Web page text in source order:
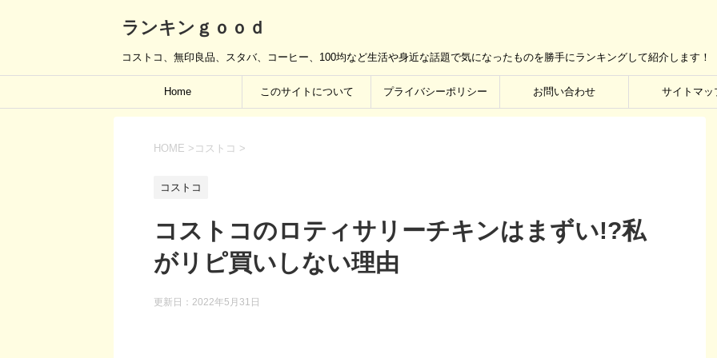
ランキンｇｏｏｄ
コストコ、無印良品、スタバ、コーヒー、100均など生活や身近な話題で気になったものを勝手にランキングして紹介します！
Home このサイトについて プライバシーポリシー お問い合わせ サイトマッ
HOME > コストコ >
コストコ
コストコのロティサリーチキンはまずい!?私
がリピ買いしない理由
更新日： 2022年5月31日